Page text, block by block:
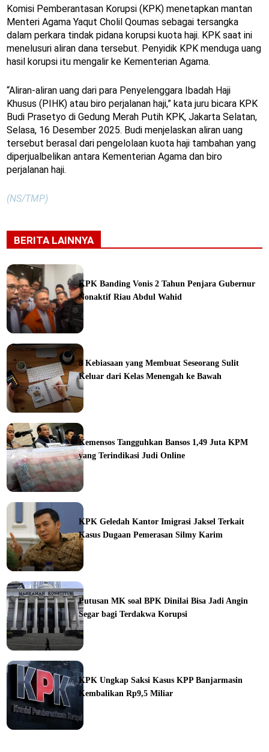
Komisi Pemberantasan Korupsi (KPK) menetapkan mantan
Menteri Agama Yaqut Cholil Qoumas sebagai tersangka
dalam perkara tindak pidana korupsi kuota haji. KPK saat ini
menelusuri aliran dana tersebut. Penyidik KPK menduga uang
hasil korupsi itu mengalir ke Kementerian Agama.
“Aliran-aliran uang dari para Penyelenggara Ibadah Haji
Khusus (PIHK) atau biro perjalanan haji,” kata juru bicara KPK
Budi Prasetyo di Gedung Merah Putih KPK, Jakarta Selatan,
Selasa, 16 Desember 2025. Budi menjelaskan aliran uang
tersebut berasal dari pengelolaan kuota haji tambahan yang
diperjualbelikan antara Kementerian Agama dan biro
perjalanan haji.
(NS/TMP)
BERITA LAINNYA
KPK Banding Vonis 2 Tahun Penjara Gubernur
Nonaktif Riau Abdul Wahid
8 Kebiasaan yang Membuat Seseorang Sulit
Keluar dari Kelas Menengah ke Bawah
Kemensos Tangguhkan Bansos 1,49 Juta KPM
yang Terindikasi Judi Online
KPK Geledah Kantor Imigrasi Jaksel Terkait
Kasus Dugaan Pemerasan Silmy Karim
Putusan MK soal BPK Dinilai Bisa Jadi Angin
Segar bagi Terdakwa Korupsi
KPK Ungkap Saksi Kasus KPP Banjarmasin
Kembalikan Rp9,5 Miliar